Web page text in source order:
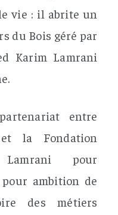
vie : il abrite un
du Bois géré par
Karim Lamrani
entre
la Fondation
pour
pour ambition de
des métiers